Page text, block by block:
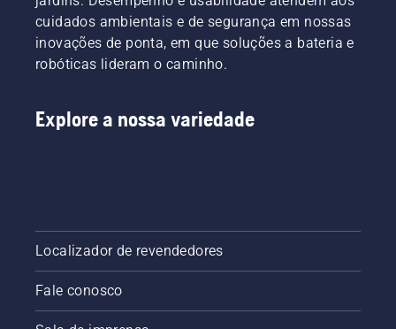
cuidados ambientais e de segurança em nossas
inovações de ponta, em que soluções a bateria e
robóticas lideram o caminho.
Explore a nossa variedade
Localizador de revendedores
Fale conosco